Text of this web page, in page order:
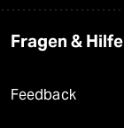
Fragen & Hilfe
Feedback